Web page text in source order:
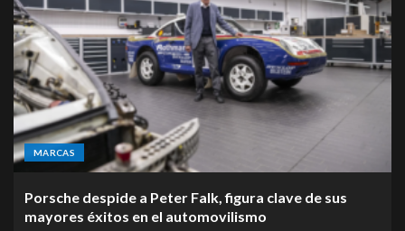
MARCAS
Porsche despide a Peter Falk, figura clave de sus
mayores éxitos en el automovilismo